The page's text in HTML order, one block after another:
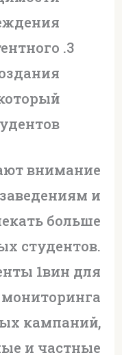
внимание
и
больше
студентов.
1вин для
кампаний,
и частные